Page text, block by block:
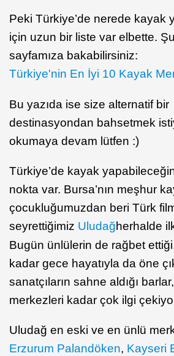
Peki Türkiye’de nerede kayak
için uzun bir liste var elbette.
sayfamıza bakabilirsiniz:
Türkiye'nin En İyi 10 Kayak
Bu yazıda ise size alternatif bir
destinasyondan bahsetmek
okumaya devam lütfen :)
Türkiye’de kayak
nokta var. Bursa’nın meşhur
çocukluğumuzdan beri Türk
seyrettiğimiz Uludağherhalde
Bugün ünlülerin de rağbet
kadar gece hayatıyla da öne
sanatçıların sahne aldığı
merkezleri kadar çok ilgi
Uludağ en eski ve en ünlü
Erzurum Palandöken, Kayseri